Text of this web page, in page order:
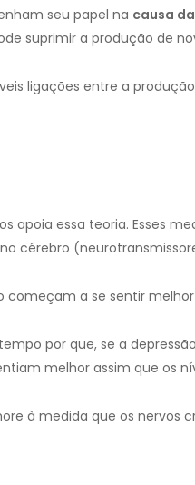
seu papel na causa da
suprimir a produção de
ligações entre a
apoia essa teoria. Esses
cérebro
a se sentir
por que, se a
melhor assim que os
à medida que os